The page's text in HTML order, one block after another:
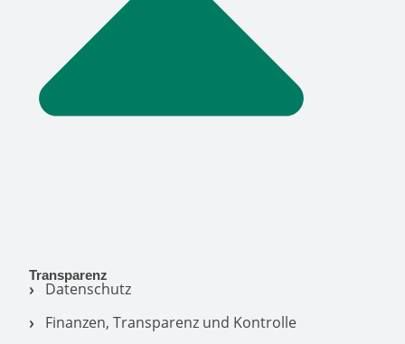
Transparenz
Datenschutz
Finanzen, Transparenz und Kontrolle